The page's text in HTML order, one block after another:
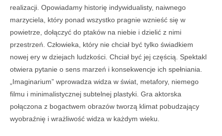
realizacji. Opowiadamy historię indywidualisty, naiwnego
marzyciela, który ponad wszystko pragnie wznieść się w
powietrze, dołączyć do ptaków na niebie i dzielić z nimi
przestrzeń. Człowieka, który nie chciał być tylko świadkiem
nowej ery w dziejach ludzkości. Chciał być jej częścią. Spektakl
otwiera pytanie o sens marzeń i konsekwencje ich spełniania.
„Imaginarium” wprowadza widza w świat, metafory, niemego
filmu i minimalistycznej subtelnej plastyki. Gra aktorska
połączona z bogactwem obrazów tworzą klimat pobudzający
wyobraźnię i wrażliwość widza w każdym wieku.